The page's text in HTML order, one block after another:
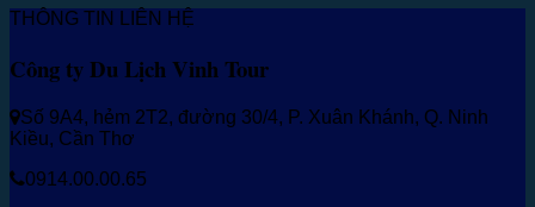
THÔNG TIN LIÊN HỆ
Công ty Du Lịch Vinh Tour
Số 9A4, hẻm 2T2, đường 30/4, P. Xuân Khánh, Q. Ninh
Kiều, Cần Thơ
0914.00.00.65